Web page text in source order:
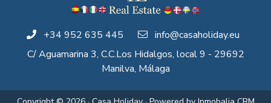
+34 952 635 445
info@casaholiday.eu
C/ Aguamarina 3, C.C.Los Hidalgos, local 9 - 29692
Manilva, Málaga